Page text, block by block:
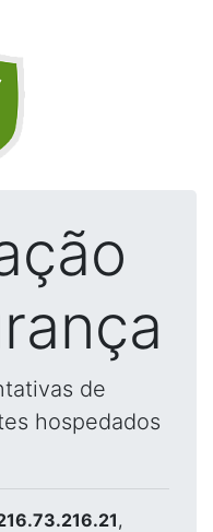
de
hospedados
,